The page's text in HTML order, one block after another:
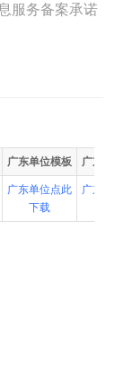
服务备案承诺
广东单位模板 广东个人
广东单位点此
下载
广东个人